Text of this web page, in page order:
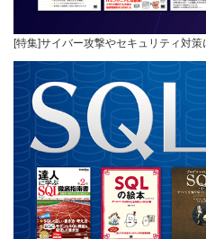
[特集]サイバー攻撃やセキュリティ対